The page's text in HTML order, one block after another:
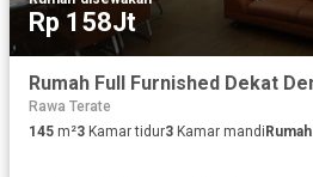
Rp 158Jt
Rawa Terate
145 m²3 Kamar tidur3 Kamar mandiRumah